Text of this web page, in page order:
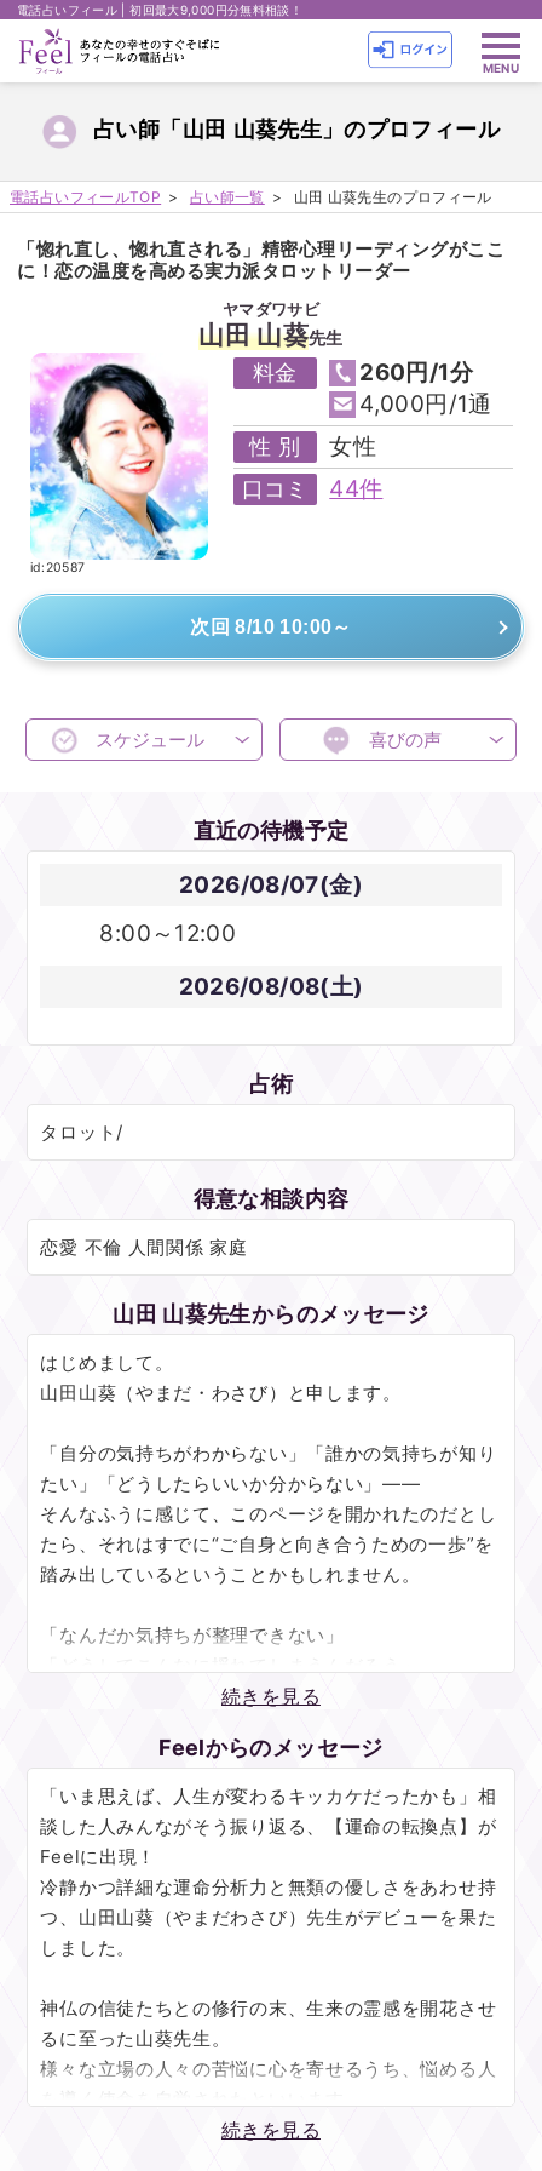
電話占いフィール | 初回最大9,000円分無料相談！
占い師「山田 山葵先生」のプロフィール
電話占いフィールTOP 占い師一覧 山田 山葵先生のプロフィール
「惚れ直し、惚れ直される」精密心理リーディングがここ
に！恋の温度を高める実力派タロットリーダー
ヤマダワサビ
山田 山葵先生
id:20587
料金
260円/1分
4,000円/1通
性 別 女性
口コミ 44件
次回 8/10 10:00～
スケジュール 喜びの声
直近の待機予定
2026/08/07(金)
8:00～12:00
2026/08/08(土)
占術
タロット/
得意な相談内容
恋愛 不倫 人間関係 家庭
山田 山葵先生からのメッセージ
はじめまして。
山田山葵（やまだ・わさび）と申します。
「自分の気持ちがわからない」「誰かの気持ちが知り
たい」「どうしたらいいか分からない」――
そんなふうに感じて、このページを開かれたのだとし
たら、それはすでに“ご自身と向き合うための一歩”を
踏み出しているということかもしれません。
「なんだか気持ちが整理できない」
そんなときこそ、自分の本音と静かに向き合うチャン
占いは、気持ちを整理したり、大切なことを見つめ直
したりするための“対話のツール”としても活用できる
ものだと、私は感じています。
「◯◯と呼んでください」と最初にお伝えいただけ
れば、お名前も本名でなくて大丈夫です。
ぞ安心してお話しください。
私の占いでは、「今どんな気持ちで、これから何を大
切にしていきたいか」を一緒に見つめていきます。
お時間の許す限り丁寧にお話をうかがい、出てきたカ
続きを見る
Feelからのメッセージ
「いま思えば、人生が変わるキッカケだったかも」相
談した人みんながそう振り返る、【運命の転換点】が
Feelに出現！
冷静かつ詳細な運命分析力と無類の優しさをあわせ持
つ、山田山葵（やまだわさび）先生がデビューを果た
しました。
神仏の信徒たちとの修行の末、生来の霊感を開花させ
るに至った山葵先生。
様々な立場の人々の苦悩に心を寄せるうち、悩める人
を導く使命を自覚されたといいます。
続きを見る